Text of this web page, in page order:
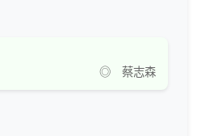
◎ 蔡志森